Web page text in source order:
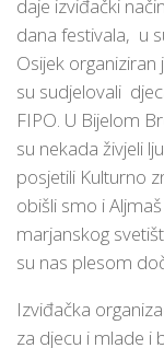
daje izviđački
dana festivala, u
Osijek organiziran
su sudjelovali
FIPO. U Bijelom
su nekada živjeli
posjetili Kulturno
obišli smo i
marjanskog
su nas plesom
Izviđačka
za djecu i mlade i